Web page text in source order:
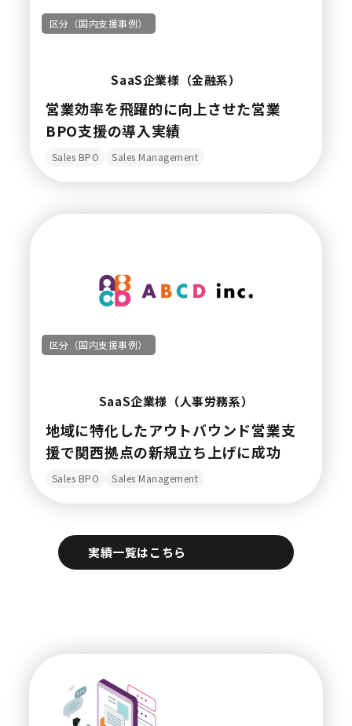
区分（国内支援事例）
SaaS企業様（金融系）
営業効率を飛躍的に向上させた営業
BPO支援の導入実績
Sales BPO Sales Management
区分（国内支援事例）
SaaS企業様（人事労務系）
地域に特化したアウトバウンド営業支
援で関西拠点の新規立ち上げに成功
Sales BPO Sales Management
実績一覧はこちら